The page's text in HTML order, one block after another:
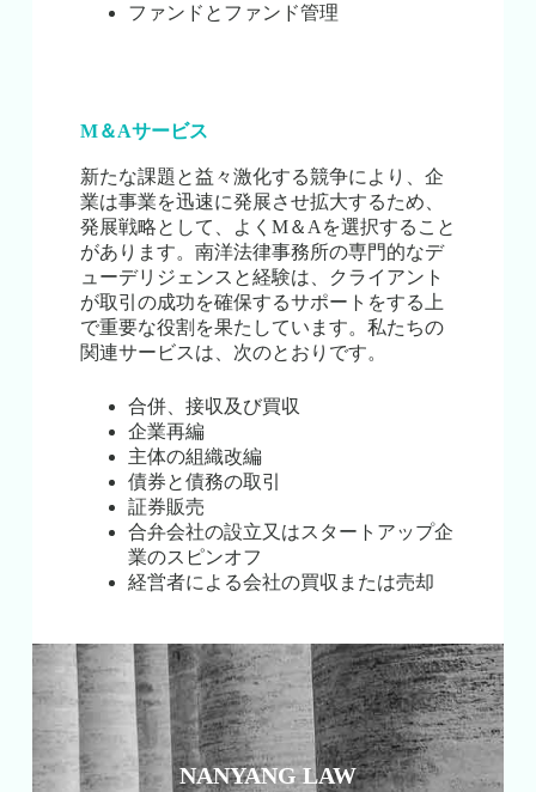
ファンドとファンド管理
M＆Aサービス
新たな課題と益々激化する競争により、企
業は事業を迅速に発展させ拡大するため、
発展戦略として、よくM＆Aを選択すること
があります。南洋法律事務所の専門的なデ
ューデリジェンスと経験は、クライアント
が取引の成功を確保するサポートをする上
で重要な役割を果たしています。私たちの
関連サービスは、次のとおりです。
合併、接収及び買収
企業再編
主体の組織改編
債券と債務の取引
証券販売
合弁会社の設立又はスタートアップ企
業のスピンオフ
経営者による会社の買収または売却
NANYANG LAW